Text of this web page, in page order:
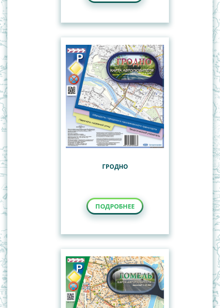
ГРОДНО
ПОДРОБНЕЕ